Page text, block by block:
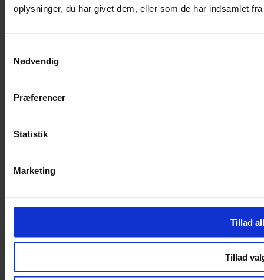
oplysninger, du har givet dem, eller som de har indsamlet
Nødvendig
Præferencer
Statistik
Marketing
Tillad
Tillad
Facebook-f Instagram
Handelsbetingelser
Handelsbetingelser
Om Yarn Every Wear
Mandag – Fredag 10:00 – 17:30
Copyright © 2022.Design & hosting by Webhuset Ballum ApS